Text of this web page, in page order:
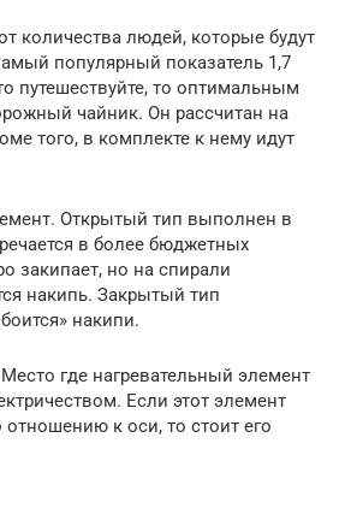
количества людей, которые будут
популярный показатель 1,7
путешествуйте, то оптимальным
чайник. Он рассчитан на
того, в комплекте к нему идут
Открытый тип выполнен в
в более бюджетных
закипает, но на спирали
накипь. Закрытый тип
накипи.
где нагревательный элемент
Если этот элемент
к оси, то стоит его